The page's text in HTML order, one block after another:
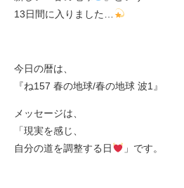
13日間に入りました…
今日の暦は、
『ね157 春の地球/春の地球 波1』
メッセージは、
「現実を感じ、
自分の道を調整する日
」です。